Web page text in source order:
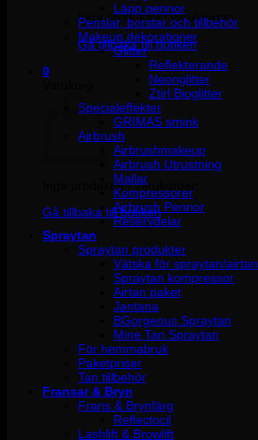
Inga produkter i varukorgen.
Gå tillbaka till butiken
0
Inga produkter i varukorgen.
Gå tillbaka till butiken
Läpp pennor
Penslar, borstar och tillbehör
Makeup dekorationer
Glitter
Reflekterande
Neonglitter
Ztirl Bioglitter
Specialeffekter
GRIMAS smink
Airbrush
Airbrushmakeup
Airbrush Utrustning
Mallar
Kompressorer
Airbrush Pennor
Reservdelar
Spraytan
Spraytan produkter
Vätska för spraytan/airtan
Spraytan kompressor
Airtan paket
Jantana
BGorgeous Spraytan
Mine Tan Spraytan
För hemmabruk
Paketpriser
Tan tillbehör
Fransar & Bryn
Frans & Brynfärg
Reflectocil
Lashlift & Browlift